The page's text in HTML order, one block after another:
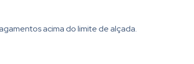
acima do limite de alçada.